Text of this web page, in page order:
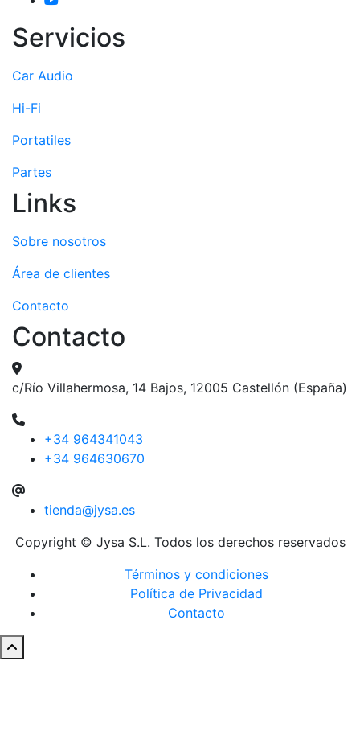
Servicios
Car Audio
Hi-Fi
Portatiles
Partes
Links
Sobre nosotros
Área de clientes
Contacto
Contacto
c/Río Villahermosa, 14 Bajos, 12005 Castellón (España)
+34 964341043
+34 964630670
tienda@jysa.es
Copyright © Jysa S.L. Todos los derechos reservados
Términos y condiciones
Política de Privacidad
Contacto